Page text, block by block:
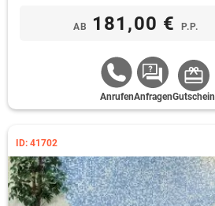
AB 181,00 € P.P.
AnrufenAnfragenGutschein
ID: 41702